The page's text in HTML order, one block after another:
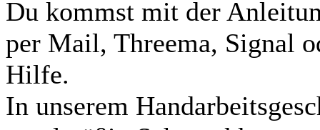
Du kommst mit der
per Mail, Threema, Signal
Hilfe.
In unserem